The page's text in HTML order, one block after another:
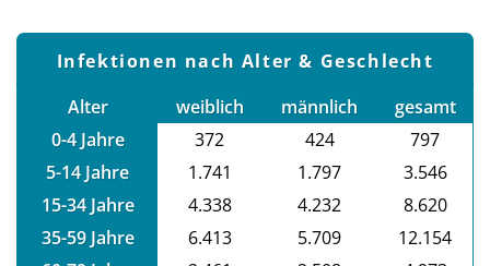
Infektionen nach Alter & Geschlecht
Alter
weiblich männlich
gesamt
0-4 Jahre
372 424
797
5-14 Jahre
1.741 1.797
3.546
15-34 Jahre
4.338 4.232
8.620
35-59 Jahre
6.413 5.709
12.154